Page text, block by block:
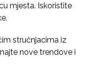
mjesta. Iskoristite
stručnjacima iz
nove trendove i